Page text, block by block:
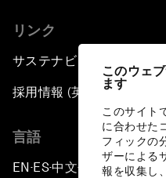
このウェ
ます
このサイト
に合わせた
フィックの
ザーによる
報を収集し
リンク
サステナビリティへの取り
採用情報 (英語のみ)
言語
EN ▪ES▪中文▪ 日本語